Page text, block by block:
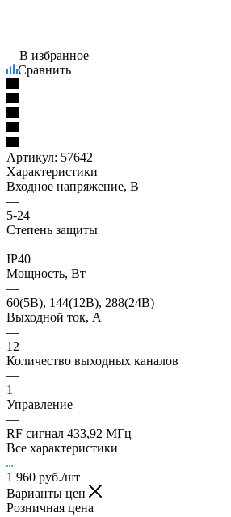
В избранное
Сравнить
Артикул: 57642
Характеристики
Входное напряжение, В
—
5-24
Степень защиты
—
IP40
Мощность, Вт
—
60(5В), 144(12В), 288(24В)
Выходной ток, А
—
12
Количество выходных каналов
—
1
Управление
—
RF сигнал 433,92 МГц
Все характеристики
1 960 руб./шт
Варианты цен
Розничная цена